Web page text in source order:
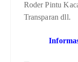
Roder Pintu
Transparan dll.